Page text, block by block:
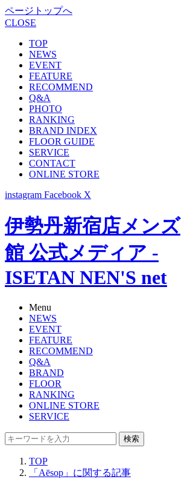
ページトップへ
CLOSE
TOP
NEWS
EVENT
FEATURE
RECOMMEND
Q&A
PHOTO
RANKING
BRAND INDEX
FLOOR GUIDE
SERVICE
CONTACT
ONLINE STORE
instagram Facebook X
伊勢丹新宿店メンズ
館 公式メディア -
ISETAN NEN'S net
Menu
NEWS
EVENT
FEATURE
RECOMMEND
Q&A
BRAND
FLOOR
RANKING
ONLINE STORE
SERVICE
検索
TOP
「Aēsop」に関する記事